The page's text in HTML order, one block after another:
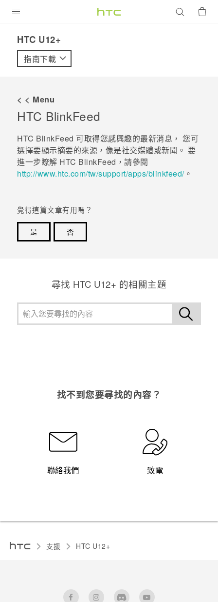
VIVE
優惠專區
焦點訊息
企業採購
銷售門市
登入
HTC U12+‎
指南下載
< < Menu
HTC BlinkFeed
HTC BlinkFeed 可取得您感興趣的最新消息， 您可
選擇要顯示摘要的來源，像是社交媒體或新聞。 要
進一步瞭解 HTC BlinkFeed ，請參閱
http://www.htc.com/tw/support/apps/blinkfeed/。
覺得這篇文章有用嗎？
是
否
尋找 HTC U12+ 的相關主題
找不到您要尋找的內容？
聯絡我們 致電
支援 HTC U12+‎